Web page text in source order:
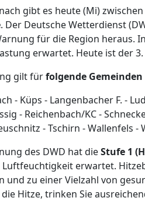
gibt es heute (Mi) zwischen
. Der Deutsche Wetterdienst
für die Region heraus.
erwartet. Heute ist der
gilt fürfolgende Gemeinden
- Küps - Langenbacher F. -
- Reichenbach/KC -
- Tschirn - Wallenfels
des DWD hat dieStufe 1
erwartet.
und zu einer Vielzahl von
Hitze, trinken Sie